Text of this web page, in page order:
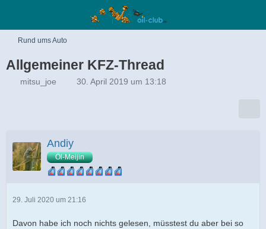
Rund ums Auto
Allgemeiner KFZ-Thread
mitsu_joe 30. April 2019 um 13:18
Andiy
Öl-Meijin
29. Juli 2020 um 21:16
Davon habe ich noch nichts gelesen, müsstest du aber bei so